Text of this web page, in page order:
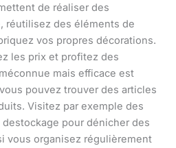
de réaliser des
réutilisez des éléments de
vos propres décorations.
les prix et profitez des
mais efficace est
pouvez trouver des articles
Visitez par exemple des
pour dénicher des
vous organisez régulièrement